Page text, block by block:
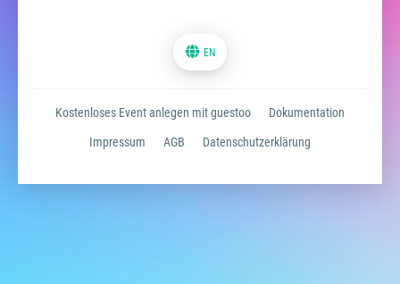
EN
Kostenloses Event anlegen mit guestoo Dokumentation
Impressum AGB Datenschutzerklärung